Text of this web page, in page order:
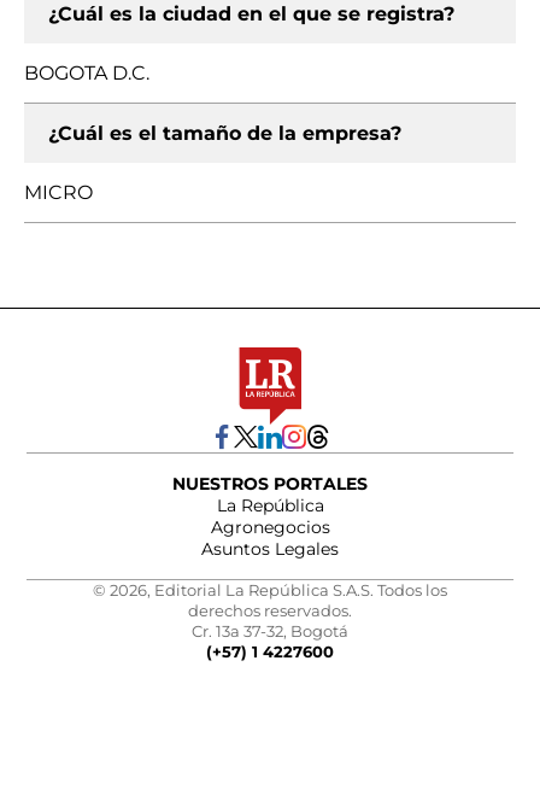
¿Cuál es la ciudad en el que se registra?
BOGOTA D.C.
¿Cuál es el tamaño de la empresa?
MICRO
NUESTROS PORTALES
La República
Agronegocios
Asuntos Legales
© 2026, Editorial La República S.A.S. Todos los
derechos reservados.
Cr. 13a 37-32, Bogotá
(+57) 1 4227600